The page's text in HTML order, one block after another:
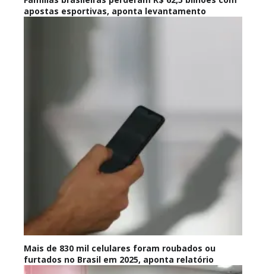
apostas esportivas, aponta levantamento
Mais de 830 mil celulares foram roubados ou
furtados no Brasil em 2025, aponta relatório